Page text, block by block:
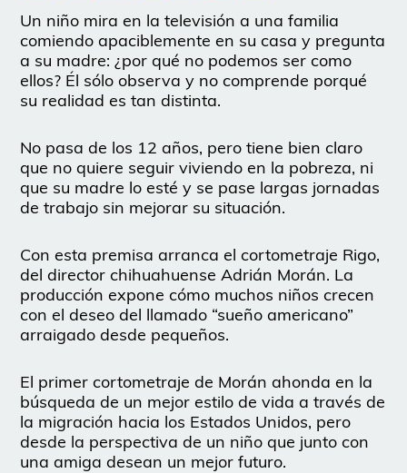
Un niño mira en la televisión a una familia
comiendo apaciblemente en su casa y pregunta
a su madre: ¿por qué no podemos ser como
ellos? Él sólo observa y no comprende porqué
su realidad es tan distinta.
No pasa de los 12 años, pero tiene bien claro
que no quiere seguir viviendo en la pobreza, ni
que su madre lo esté y se pase largas jornadas
de trabajo sin mejorar su situación.
Con esta premisa arranca el cortometraje Rigo,
del director chihuahuense Adrián Morán. La
producción expone cómo muchos niños crecen
con el deseo del llamado “sueño americano”
arraigado desde pequeños.
El primer cortometraje de Morán ahonda en la
búsqueda de un mejor estilo de vida a través de
la migración hacia los Estados Unidos, pero
desde la perspectiva de un niño que junto con
una amiga desean un mejor futuro.